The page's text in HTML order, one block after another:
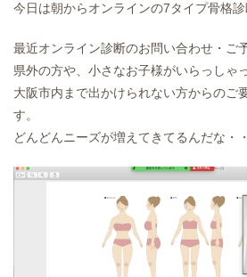
今日は朝からオンラインの7タイプ骨格
最近オンライン診断のお問い合わせ・ご
県外の方や、小さなお子様がいらっしゃっ
大阪市内まで出かけられない方からのご
す。
どんどんニーズが増えてきてるんだな・